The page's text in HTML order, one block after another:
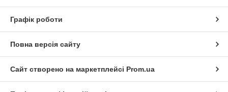
Графік роботи
Повна версія сайту
Сайт створено на маркетплейсі Prom.ua